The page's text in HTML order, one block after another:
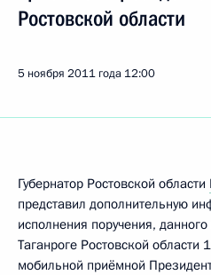
Ростовской области
5 ноября 2011 года 12:00
Губернатор Ростовской области
представил дополнительную
исполнения поручения,
Таганроге Ростовской
мобильной приёмной